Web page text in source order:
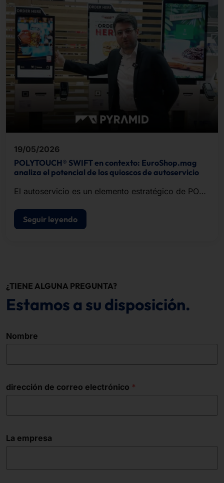
19/05/2026
POLYTOUCH® SWIFT en contexto: EuroShop.mag
analiza el potencial de los quioscos de autoservicio
El autoservicio es un elemento estratégico de POS
Seguir leyendo
¿TIENE ALGUNA PREGUNTA?
Estamos a su disposición.
Nombre
dirección de correo electrónico
La empresa